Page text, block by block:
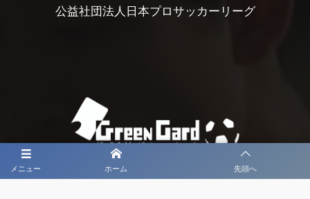
メニュー ホーム 先頭へ
公益社団法人日本プロサッカーリーグ